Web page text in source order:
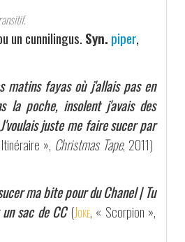
un cunnilingus. Syn. piper,
matins fayas où j'allais pas en
la poche, insolent j'avais des
juste me faire sucer par
», Christmas Tape, 2011)
ma bite pour du Chanel | Tu
sac de CC (Joke, « Scorpion »,